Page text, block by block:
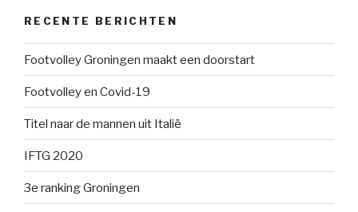
RECENTE BERICHTEN
Footvolley Groningen maakt een doorstart
Footvolley en Covid-19
Titel naar de mannen uit Italië
IFTG 2020
3e ranking Groningen